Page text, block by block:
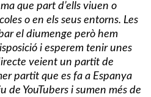
que part d’ells viuen o
o en els seus entorns. Les
el diumenge però hem
i esperem tenir unes
veient un partit de
partit que es fa a Espanya
de YouTubers i sumen més de